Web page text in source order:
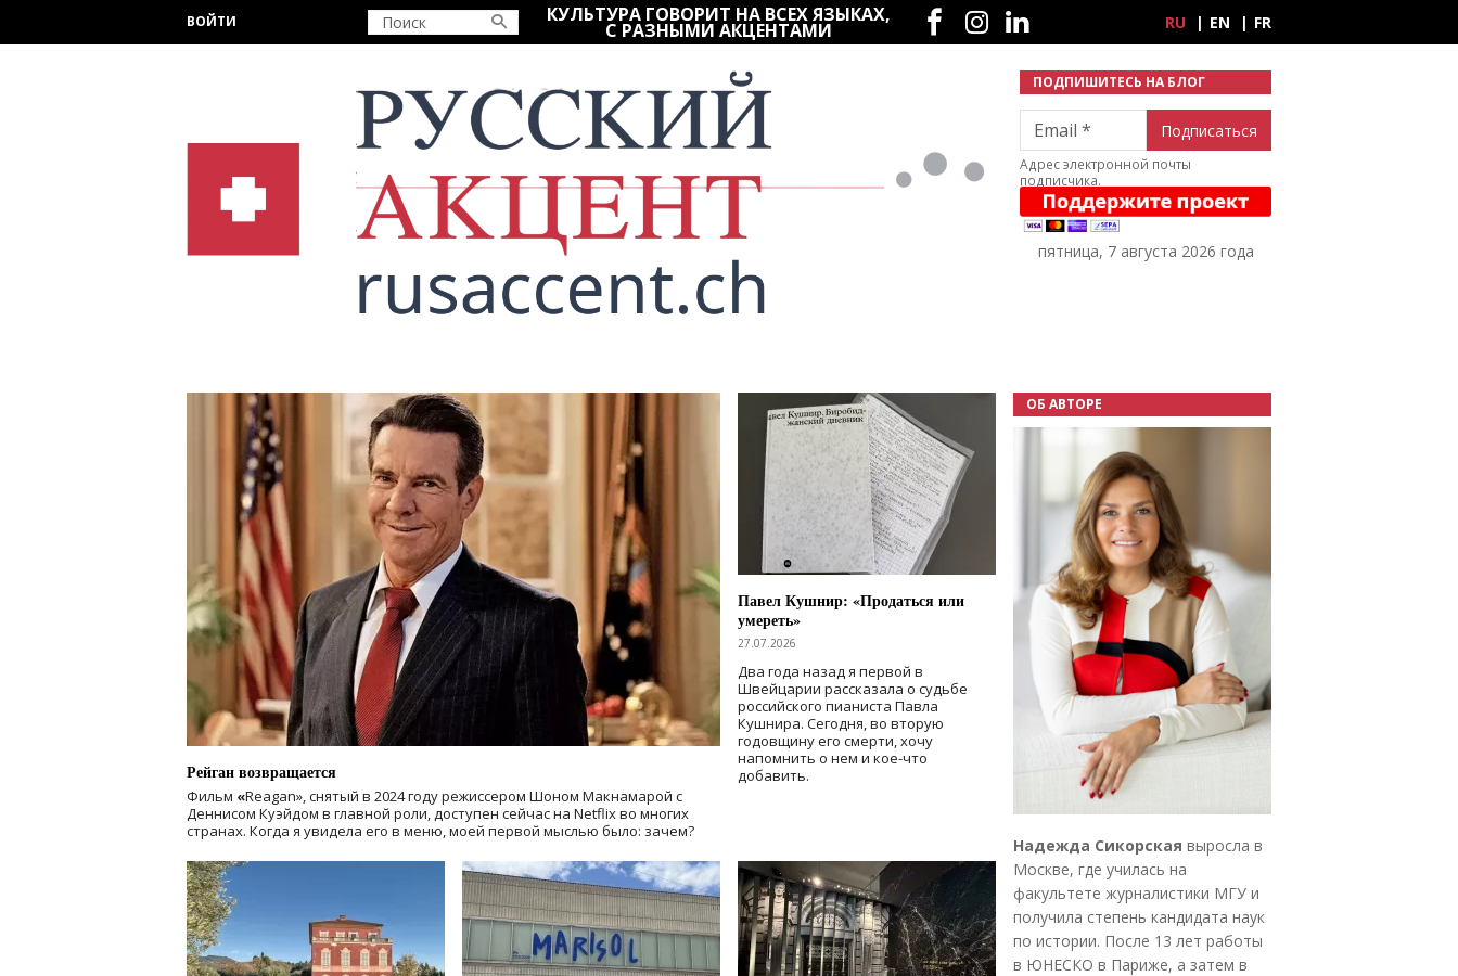
ВОЙТИ КУЛЬТУРА ГОВОРИТ НА ВСЕХ ЯЗЫКАХ,
С РАЗНЫМИ АКЦЕНТАМИ
Социальные сети
RU EN FR
ПОДПИШИТЕСЬ НА БЛОГ
Email
Адрес электронной почты
подписчика.
пятница, 7 августа 2026 года
Рейган возвращается
Фильм «Reagan», снятый в 2024 годурежиссером Шоном Макнамарой с
Деннисом Куэйдом в главной роли, доступен сейчас на Netflix во многих
странах. Когда я увидела его в меню, моей первой мыслью было: зачем?
Павел Кушнир: «Продаться или
умереть»
27.07.2026
Два года назад я первой в
Швейцарии рассказала о судьбе
российского пианиста Павла
Кушнира. Сегодня, во вторую
годовщину его смерти, хочу
напомнить о нем и кое-что
добавить.
ОБ АВТОРЕ
Надежда Сикорская выросла в
Москве, где училась на
факультете журналистики МГУ и
получила степень кандидата наук
по истории. После 13 лет работы
в ЮНЕСКО в Париже, а затем в